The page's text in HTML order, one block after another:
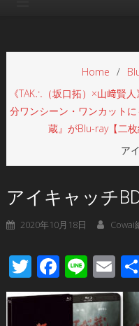
Home
《TAK∴（坂口拓）×山﨑賢
分ワンシーン・ワンカット
蔵』がBlu-ray【二
ア
アイキャッチ
2020年10月18日 Cowai
TwitterLine